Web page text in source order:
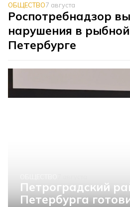
ОБЩЕСТВО7 августа
Роспотребнадзор
нарушения в
Петербурге
Петроградский
Петербурга